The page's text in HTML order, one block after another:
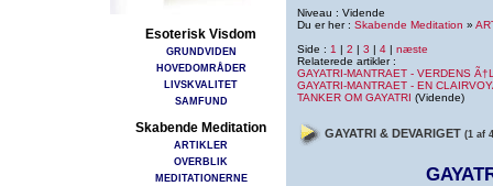
Esoterisk Visdom
GRUNDVIDEN
HOVEDOMRÅDER
LIVSKVALITET
SAMFUND
Skabende Meditation
ARTIKLER
OVERBLIK
MEDITATIONERNE
Niveau : Vidende
Du er her : Skabende Meditation »
Side : 1 | 2 | 3 | 4 | næste
Relaterede artikler :
GAYATRI-MANTRAET - VERDENS
GAYATRI-MANTRAET - EN
TANKER OM GAYATRI (Vidende)
GAYATRI & DEVARIGET (1 af